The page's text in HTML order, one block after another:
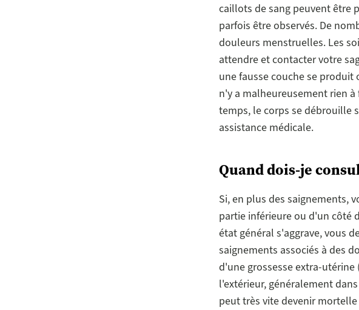
caillots de sang peuvent être
parfois être observés. De
douleurs menstruelles. Les
attendre et contacter votre
une fausse couche se produit
n'y a malheureusement rien
temps, le corps se débrouille
assistance médicale.
Quand dois-je
Si, en plus des saignements,
partie inférieure ou d'un côté
état général s'aggrave, vous
saignements associés à des
d'une grossesse extra-
l'extérieur, généralement
peut très vite devenir